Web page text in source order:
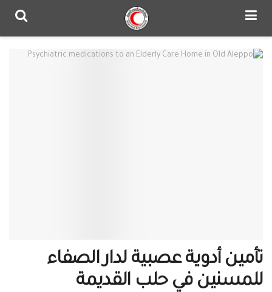
تأمين أدوية عصبية لدار الصفاء
للمسنين في حلب القديمة